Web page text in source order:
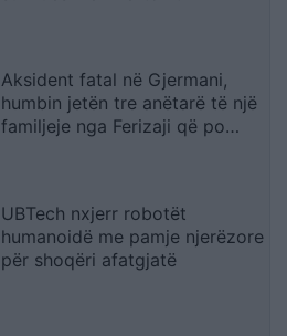
Aksident fatal në Gjermani,
humbin jetën tre anëtarë të një
familjeje nga Ferizaji që po
UBTech nxjerr robotët
humanoidë me pamje njerëzore
për shoqëri afatgjatë